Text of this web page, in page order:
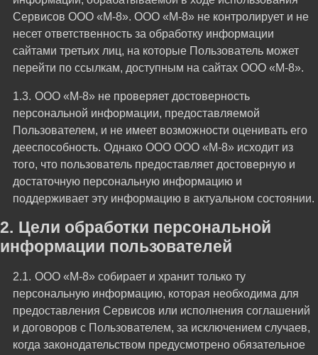
Сервисов ООО «М-8». ООО «М-8» не контролирует и не
несет ответственность за обработку информации
сайтами третьих лиц, на которые Пользователь может
перейти по ссылкам, доступным на сайтах ООО «М-8».
ООО «М-8» не проверяет достоверность
персональной информации, предоставляемой
Пользователем, и не имеет возможности оценивать его
дееспособность. Однако ООО ООО «М-8» исходит из
того, что пользователь предоставляет достоверную и
достаточную персональную информацию и
поддерживает эту информацию в актуальном состоянии.
Цели обработки персональной
информации пользователей
ООО «М-8» собирает и хранит только ту
персональную информацию, которая необходима для
предоставления Сервисов или исполнения соглашений
и договоров с Пользователем, за исключением случаев,
когда законодательством предусмотрено обязательное